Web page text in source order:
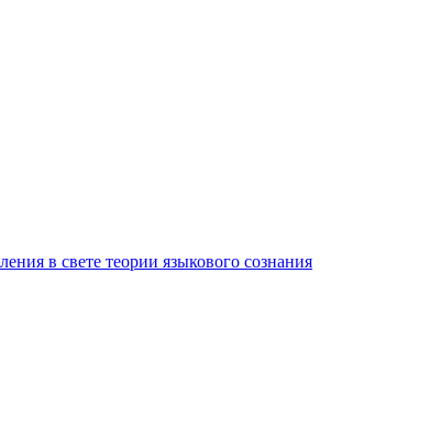
в свете теории языкового сознания